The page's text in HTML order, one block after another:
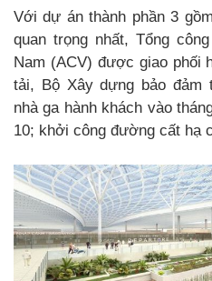
Với dự án thành phần 3
quan trọng nhất, Tổng
Nam (ACV) được giao phối
tải, Bộ Xây dựng bảo đảm
nhà ga hành khách vào
10; khởi công đường cất hạ